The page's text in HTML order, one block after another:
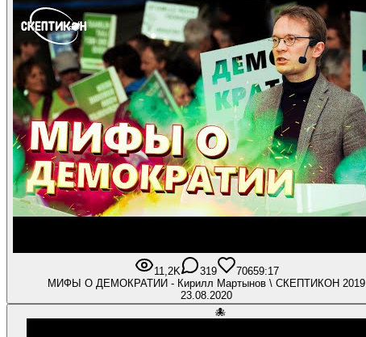
11,2K 319 70659:17
МИФЫ О ДЕМОКРАТИИ - Кирилл Мартынов \ СКЕПТИКОН 2019
23.08.2020
🐙